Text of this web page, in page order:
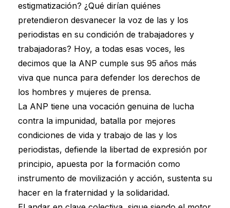
estigmatización? ¿Qué dirían quiénes
pretendieron desvanecer la voz de las y los
periodistas en su condición de trabajadores y
trabajadoras? Hoy, a todas esas voces, les
decimos que la ANP cumple sus 95 años más
viva que nunca para defender los derechos de
los hombres y mujeres de prensa.
La ANP tiene una vocación genuina de lucha
contra la impunidad, batalla por mejores
condiciones de vida y trabajo de las y los
periodistas, defiende la libertad de expresión por
principio, apuesta por la formación como
instrumento de movilización y acción, sustenta su
hacer en la fraternidad y la solidaridad.